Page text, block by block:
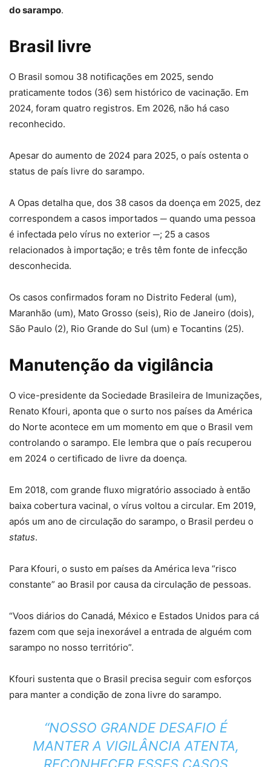
do sarampo.
Brasil livre
O Brasil somou 38 notificações em 2025, sendo
praticamente todos (36) sem histórico de vacinação. Em
2024, foram quatro registros. Em 2026, não há caso
reconhecido.
Apesar do aumento de 2024 para 2025, o país ostenta o
status de país livre do sarampo.
A Opas detalha que, dos 38 casos da doença em 2025, dez
correspondem a casos importados ─ quando uma pessoa
é infectada pelo vírus no exterior ─; 25 a casos
relacionados à importação; e três têm fonte de infecção
desconhecida.
Os casos confirmados foram no Distrito Federal (um),
Maranhão (um), Mato Grosso (seis), Rio de Janeiro (dois),
São Paulo (2), Rio Grande do Sul (um) e Tocantins (25).
Manutenção da vigilância
O vice-presidente da Sociedade Brasileira de Imunizações,
Renato Kfouri, aponta que o surto nos países da América
do Norte acontece em um momento em que o Brasil vem
controlando o sarampo. Ele lembra que o país recuperou
em 2024 o certificado de livre da doença.
Em 2018, com grande fluxo migratório associado à então
baixa cobertura vacinal, o vírus voltou a circular. Em 2019,
após um ano de circulação do sarampo, o Brasil perdeu o
status.
Para Kfouri, o susto em países da América leva “risco
constante” ao Brasil por causa da circulação de pessoas.
“Voos diários do Canadá, México e Estados Unidos para cá
fazem com que seja inexorável a entrada de alguém com
sarampo no nosso território”.
Kfouri sustenta que o Brasil precisa seguir com esforços
para manter a condição de zona livre do sarampo.
“NOSSO GRANDE DESAFIO É
MANTER A VIGILÂNCIA ATENTA,